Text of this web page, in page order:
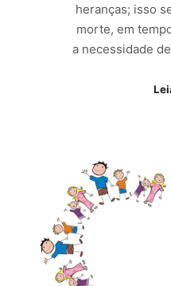
heranças; isso
morte, em
a necessidade